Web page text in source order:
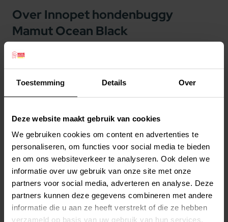
Toestemming Details Over
Deze website maakt gebruik van cookies
We gebruiken cookies om content en advertenties te
personaliseren, om functies voor social media te bieden
en om ons websiteverkeer te analyseren. Ook delen we
informatie over uw gebruik van onze site met onze
partners voor social media, adverteren en analyse. Deze
partners kunnen deze gegevens combineren met andere
informatie die u aan ze heeft verstrekt of die ze hebben
verzameld op basis van uw gebruik van hun services.
Over Innopet hondenbuggy
Mamut Ocean Black
Innopet hondenbuggy Mamut Ocean Black
De Innopet hondenbuggy Mamut is uniek in zijn
soort door zijn stabiliteit en gebruikersgemak.
Deze hondenbuggy is geschikt voor meerdere
kleine rassen of voor bijvoorbeeld een hond tot
maximaal 50 kilo!
Met deze geweldige buggy heeft InnoPet
eindelijk een vervoersmiddel voor de
grotere/zwaardere rassen in het assortiment. U
bent hierdoor in staat om te genieten van alle
dagelijkse routines zoals wandelen en samen op
pad gaan.
De Innopet Mamut wordt geleverd
Lees meer
Productspecificaties
Stel uw bestelherinnering in:(2 weken)
Elke
Elke
Elke